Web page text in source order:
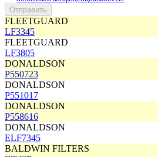
FLEETGUARD
LF3345
FLEETGUARD
LF3805
DONALDSON
P550723
DONALDSON
P551017
DONALDSON
P558616
DONALDSON
ELF7345
BALDWIN FILTERS